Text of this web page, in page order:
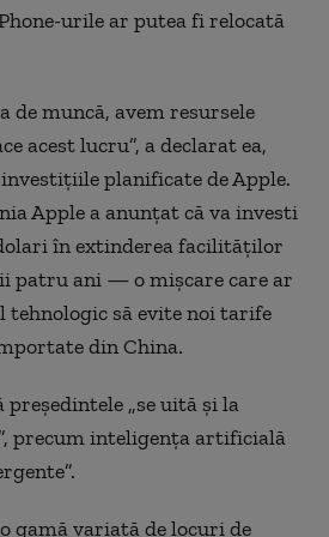
urile ar putea fi relocată
de muncă, avem resursele
acest lucru”, a declarat ea,
planificate de Apple.
Apple a anunțat că va investi
în extinderea facilităților
patru ani — o mișcare care ar
să evite noi tarife
din China.
„se uită și la
precum inteligența artificială
gamă variată de locuri de